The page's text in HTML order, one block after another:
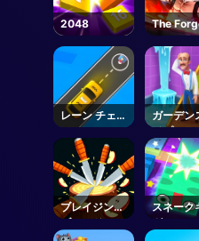
2048
The
BETA -
Roblox
レーン チェン
ジ 3D
ガーデン
イプ3D
ブレイジング
ブレード
スネーク
グ